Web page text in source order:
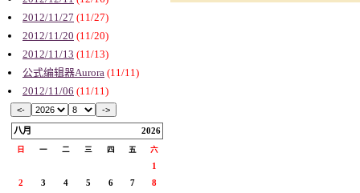
2012/11/27 (11/27)
2012/11/20 (11/20)
2012/11/13 (11/13)
公式编辑器Aurora (11/11)
2012/11/06 (11/11)
八月 2026
日 一 二 三 四 五 六
1
2
3 4 5 6 7
8